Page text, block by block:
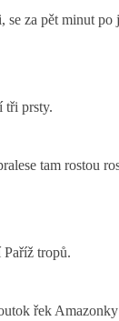
za pět minut po
tři prsty.
tam rostou
tropů.
řek